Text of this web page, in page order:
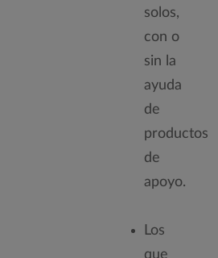
solos,
con o
sin la
ayuda
de
productos
de
apoyo.
Los
que